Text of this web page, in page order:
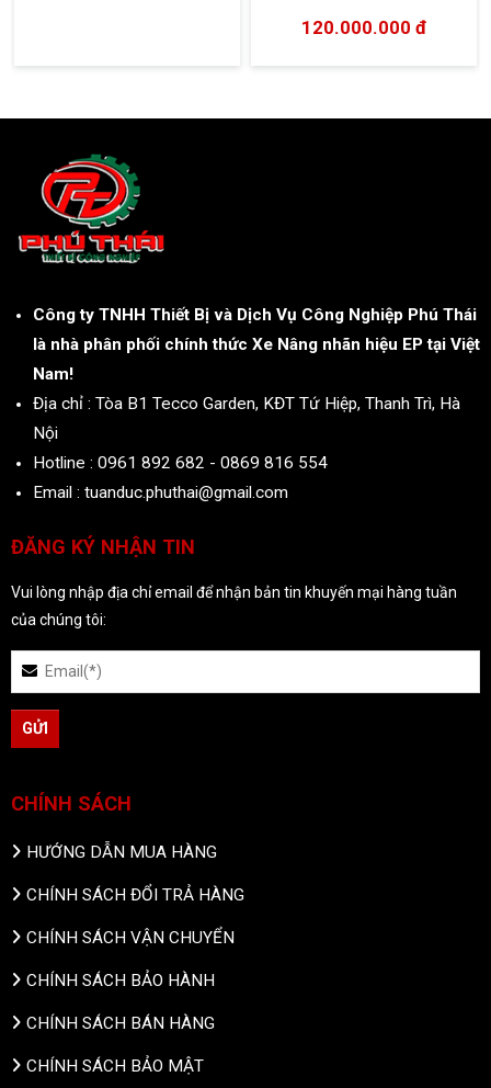
120.000.000 đ
Công ty TNHH Thiết Bị và Dịch Vụ Công Nghiệp Phú Thái
là nhà phân phối chính thức Xe Nâng nhãn hiệu EP tại Việt
Nam!
Địa chỉ : Tòa B1 Tecco Garden, KĐT Tứ Hiệp, Thanh Trì, Hà
Nội
Hotline : 0961 892 682 - 0869 816 554
Email : tuanduc.phuthai@gmail.com
ĐĂNG KÝ NHẬN TIN
Vui lòng nhập địa chỉ email để nhận bản tin khuyến mại hàng tuần
của chúng tôi:
CHÍNH SÁCH
HƯỚNG DẪN MUA HÀNG
CHÍNH SÁCH ĐỔI TRẢ HÀNG
CHÍNH SÁCH VẬN CHUYỂN
CHÍNH SÁCH BẢO HÀNH
CHÍNH SÁCH BÁN HÀNG
CHÍNH SÁCH BẢO MẬT